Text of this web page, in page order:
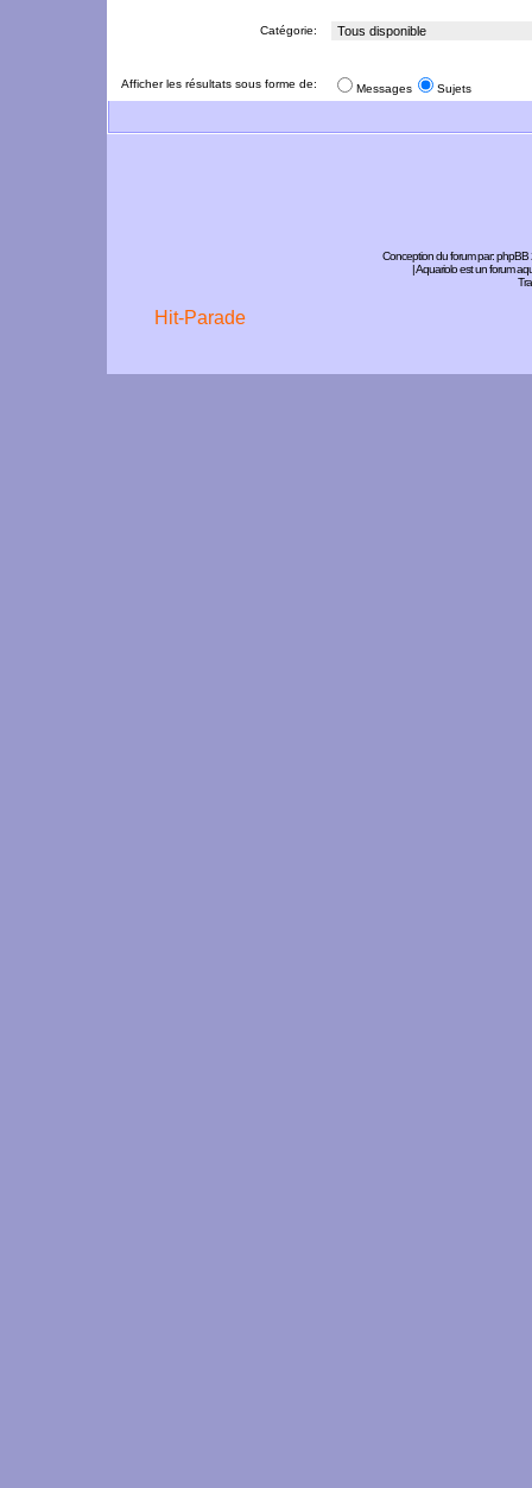
Catégorie:
Afficher les résultats sous forme de: Messages Sujets
Conception du forum par:phpBB
| Aquariolo est un forum